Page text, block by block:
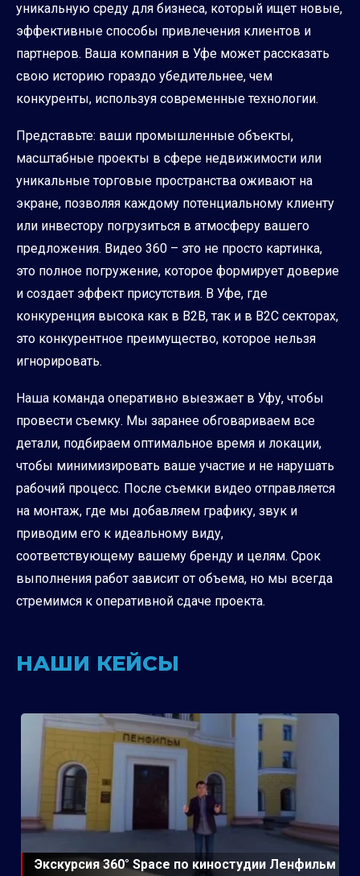
уникальную среду для бизнеса, который ищет новые,
эффективные способы привлечения клиентов и
партнеров. Ваша компания в Уфе может рассказать
свою историю гораздо убедительнее, чем
конкуренты, используя современные технологии.
Представьте: ваши промышленные объекты,
масштабные проекты в сфере недвижимости или
уникальные торговые пространства оживают на
экране, позволяя каждому потенциальному клиенту
или инвестору погрузиться в атмосферу вашего
предложения. Видео 360 – это не просто картинка,
это полное погружение, которое формирует доверие
и создает эффект присутствия. В Уфе, где
конкуренция высока как в B2B, так и в B2C секторах,
это конкурентное преимущество, которое нельзя
игнорировать.
Наша команда оперативно выезжает в Уфу, чтобы
провести съемку. Мы заранее обговариваем все
детали, подбираем оптимальное время и локации,
чтобы минимизировать ваше участие и не нарушать
рабочий процесс. После съемки видео отправляется
на монтаж, где мы добавляем графику, звук и
приводим его к идеальному виду,
соответствующему вашему бренду и целям. Срок
выполнения работ зависит от объема, но мы всегда
стремимся к оперативной сдаче проекта.
НАШИ КЕЙСЫ
Экскурсия 360° Space по киностудии Ленфильм